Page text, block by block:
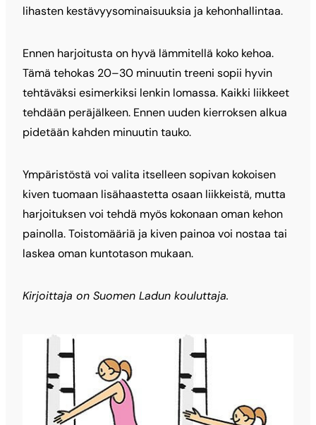
lihasten kestävyysominaisuuksia ja kehonhallintaa.
Ennen harjoitusta on hyvä lämmitellä koko kehoa.
Tämä tehokas 20–30 minuutin treeni sopii hyvin
tehtäväksi esimerkiksi lenkin lomassa. Kaikki liikkeet
tehdään peräjälkeen. Ennen uuden kierroksen alkua
pidetään kahden minuutin tauko.
Ympäristöstä voi valita itselleen sopivan kokoisen
kiven tuomaan lisähaastetta osaan liikkeistä, mutta
harjoituksen voi tehdä myös kokonaan oman kehon
painolla. Toistomääriä ja kiven painoa voi nostaa tai
laskea oman kuntotason mukaan.
Kirjoittaja on Suomen Ladun kouluttaja.